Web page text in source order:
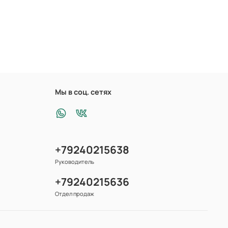
Мы в соц. сетях
+79240215638
Руководитель
+79240215636
Отдел продаж